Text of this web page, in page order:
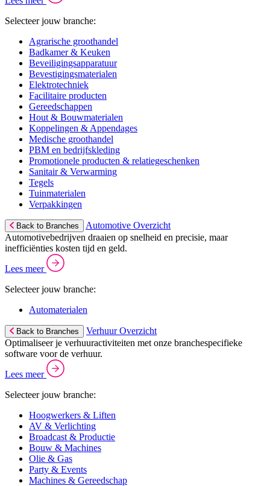
Selecteer jouw branche:
Agrarische groothandel
Badkamer & Keuken
Beveiligingsapparatuur
Bevestigingsmaterialen
Elektrotechniek
Facilitaire producten
Gereedschappen
Hout & Bouwmaterialen
Koppelingen & Appendages
Medische groothandel
PBM en bedrijfskleding
Promotionele producten & relatiegeschenken
Sanitair & Verwarming
Tegels
Tuinmaterialen
Verpakkingen
Back to Branches
Automotive Overzicht
Automotivebedrijven draaien op snelheid en precisie, maar
inefficiënties kosten tijd en geld.
Lees meer
Selecteer jouw branche:
Automaterialen
Back to Branches
Verhuur Overzicht
Optimaliseer je verhuuractiviteiten met onze branchespecifieke
software voor de verhuur.
Lees meer
Selecteer jouw branche:
Hoogwerkers & Liften
AV & Verlichting
Broadcast & Productie
Bouw & Machines
Olie & Gas
Party & Events
Machines & Gereedschap